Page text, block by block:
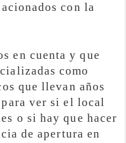
con la
en cuenta y que
como
que llevan años
para ver si el local
o si hay que hacer
de apertura en